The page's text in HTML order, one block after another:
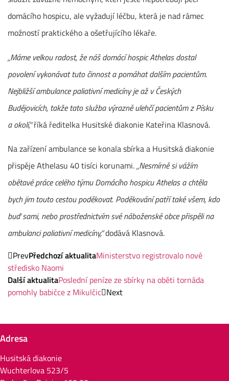
domácího hospicu, ale vyžadují léčbu, která je nad rámec
možností praktického a ošetřujícího lékaře.
„Máme velkou radost, že náš domácí hospic Athelas dostal
povolení vykonávat tuto činnost a pomáhat dalším pacientům.
Nejbližší ambulance paliativní medicíny je až v Českých
Budějovicích, takže tato služba výrazně ulehčí pacientům z Písku
a okolí,“říká ředitelka Husitské diakonie Kateřina Klasnová.
Na zařízení ambulance se konala sbírka a Husitská diakonie
přispěje Athelasu 40 tisíci korunami.„Nesmírně si vážím
obětavé práce celého týmu Domácího hospicu Athelas a chtěla
bych jim touto cestou poděkovat. Poděkování patří také všem, kdo
buď sami, nebo prostřednictvím své náboženské obce přispěli na
ambulanci paliativní medicíny,“dodává Klasnová.
PrevPředchozí aktualitaMinisterstvo registrovalo nové
středisko Naomi
Další aktualitaPoslední peníze ze sbírky na oběti tornáda
pomohly babičce z Mikulčic Next
Adresa
Husitská diakonie
Wuchterlova 523/5